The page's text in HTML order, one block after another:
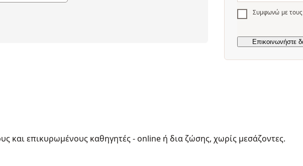
Συμφωνώ με τους
και επικυρωμένους καθηγητές - online ή δια ζώσης, χωρίς μεσάζοντες.